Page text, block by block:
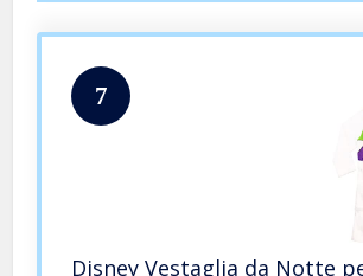
7
Disney Vestaglia da Notte